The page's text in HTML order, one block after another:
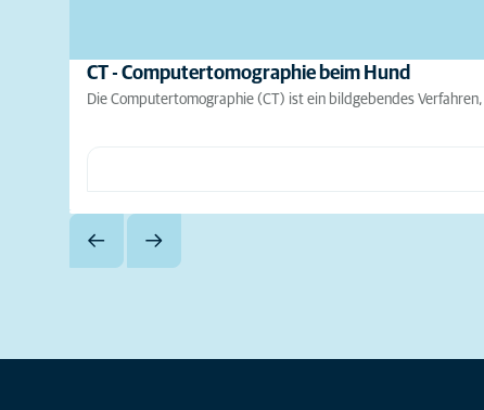
CT - Computertomographie beim Hund
Die Computertomographie (CT) ist ein bildgebendes